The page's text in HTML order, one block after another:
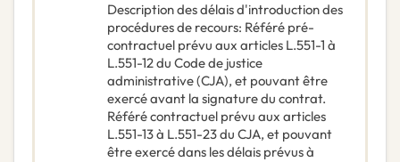
Description des délais d'introduction des
procédures de recours: Référé pré-
contractuel prévu aux articles L.551-1 à
L.551-12 du Code de justice
administrative (CJA), et pouvant être
exercé avant la signature du contrat.
Référé contractuel prévu aux articles
L.551-13 à L.551-23 du CJA, et pouvant
être exercé dans les délais prévus à